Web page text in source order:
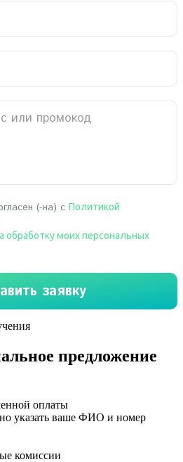
предложение
оплаты
указать ваше ФИО и номер
комиссии